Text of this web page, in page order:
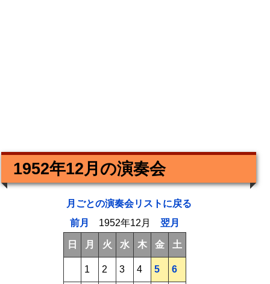
1952年12月の演奏会
月ごとの演奏会リストに戻る
前月
1952年12月 翌月
日 月 火 水 木 金 土
1 2 3 4 5 6